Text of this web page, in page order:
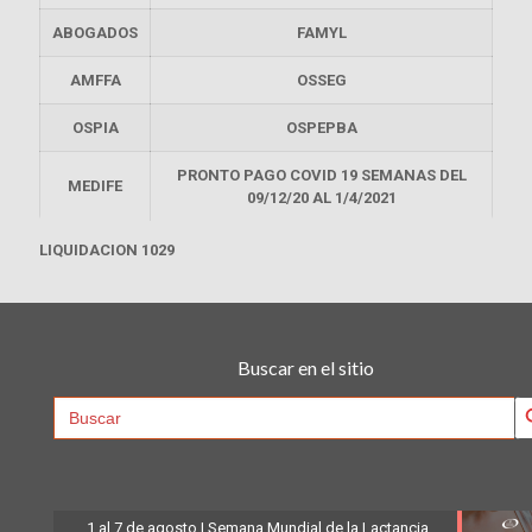
ABOGADOS FAMYL
AMFFA OSSEG
OSPIA OSPEPBA
MEDIFE
PRONTO PAGO COVID 19 SEMANAS DEL
09/12/20 AL 1/4/2021
LIQUIDACION 1029
Buscar en el sitio
Search
1 al 7 de agosto | Semana Mundial de la Lactancia